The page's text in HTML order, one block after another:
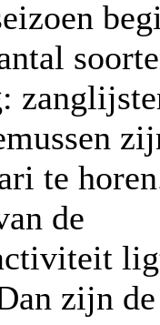
te
de
zijn de